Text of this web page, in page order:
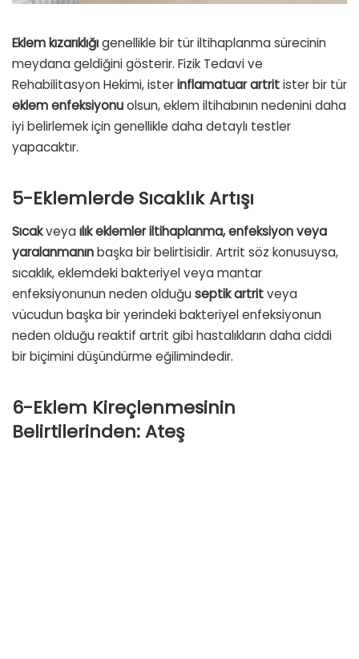
Eklem kızarıklığıgenellikle bir tür iltihaplanma sürecinin
meydana geldiğini gösterir. Fizik Tedavi ve
Rehabilitasyon Hekimi, isterinflamatuar artritister bir tür
eklem enfeksiyonuolsun, eklem iltihabının nedenini daha
iyi belirlemek için genellikle daha detaylı testler
yapacaktır.
5-Eklemlerde Sıcaklık Artışı
Sıcakveya ılık eklemler iltihaplanma, enfeksiyon veya
yaralanmanınbaşka bir belirtisidir. Artrit söz konusuysa,
sıcaklık, eklemdeki bakteriyel veya mantar
enfeksiyonunun neden olduğu septik artritveya
vücudun başka bir yerindeki bakteriyel enfeksiyonun
neden olduğu reaktif artrit gibi hastalıkların daha ciddi
bir biçimini düşündürme eğilimindedir.
6-Eklem Kireçlenmesinin
Belirtilerinden: Ateş